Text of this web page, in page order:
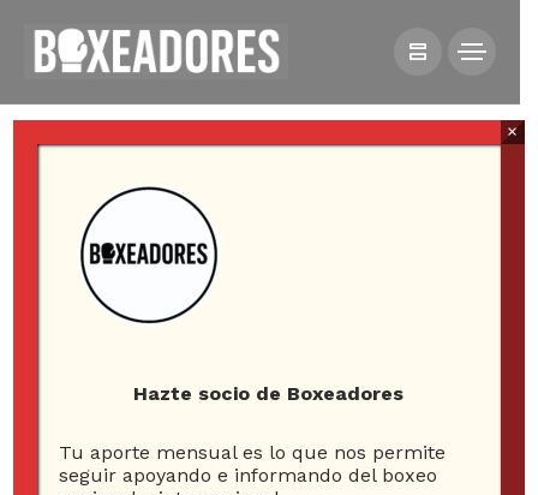
NOTICIAS
Foto Reportaje: Debut
Hazte socio de Boxeadores
Tu aporte mensual es lo que nos permite
seguir apoyando e informando del boxeo
×